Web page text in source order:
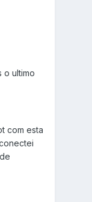
o ultimo
com esta